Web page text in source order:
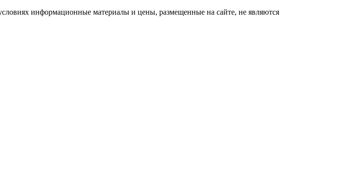
информационные материалы и цены, размещенные на сайте, не являются